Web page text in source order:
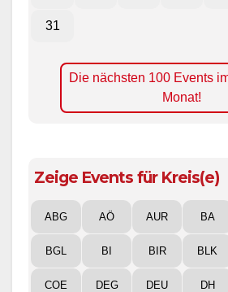
31
Die nächsten 100 Events
Monat!
Zeige Events für Kreis(e)
ABG AÖ AUR BA
BGL BI BIR BLK
COE DEG DEU DH